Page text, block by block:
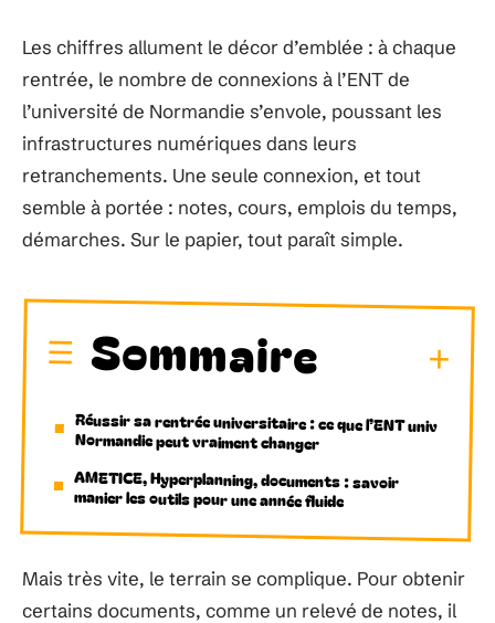
Les chiffres allument le décor d’emblée : à chaque
rentrée, le nombre de connexions à l’ENT de
l’université de Normandie s’envole, poussant les
infrastructures numériques dans leurs
retranchements. Une seule connexion, et tout
semble à portée : notes, cours, emplois du temps,
démarches. Sur le papier, tout paraît simple.
Sommaire
Réussir sa rentrée universitaire : ce que l’ENT univ
Normandie peut vraiment changer
AMETICE, Hyperplanning, documents : savoir
manier les outils pour une année fluide
Mais très vite, le terrain se complique. Pour obtenir
certains documents, comme un relevé de notes, il